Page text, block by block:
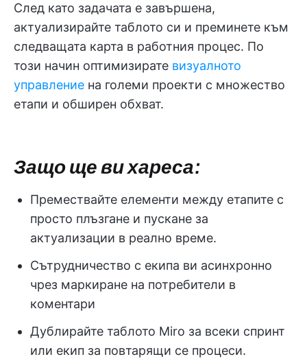
След като задачата е завършена,
актуализирайте таблото си и преминете към
следващата карта в работния процес. По
този начин оптимизирате визуалното
управление на големи проекти с множество
етапи и обширен обхват.
Защо ще ви хареса:
Премествайте елементи между етапите с
просто плъзгане и пускане за
актуализации в реално време.
Сътрудничество с екипа ви асинхронно
чрез маркиране на потребители в
коментари
Дублирайте таблото Miro за всеки спринт
или екип за повтарящи се процеси.